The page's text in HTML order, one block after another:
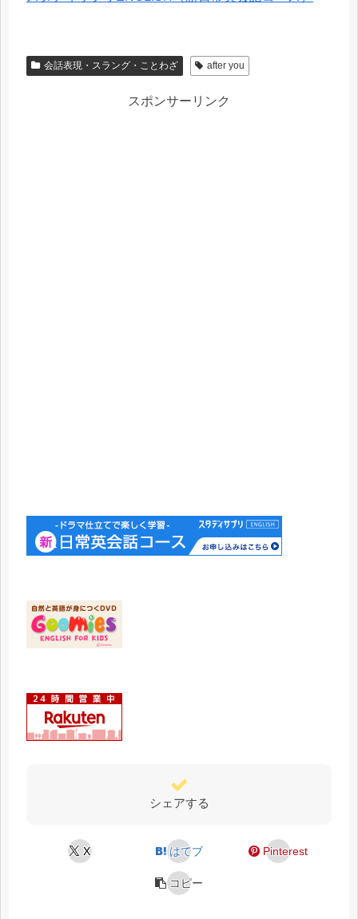
会話表現・スラング・ことわざ after you
スポンサーリンク
シェアする
X はてブ Pinterest
コピー